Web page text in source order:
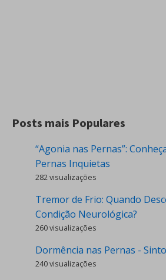
Posts mais Populares
“Agonia nas Pernas”:
Pernas Inquietas
282 visualizações
Tremor de Frio: Quando
Condição Neurológica?
260 visualizações
Dormência nas Pernas -
240 visualizações